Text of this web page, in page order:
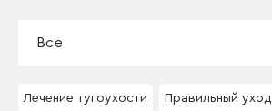
Все
Лечение тугоухости Правильный уход